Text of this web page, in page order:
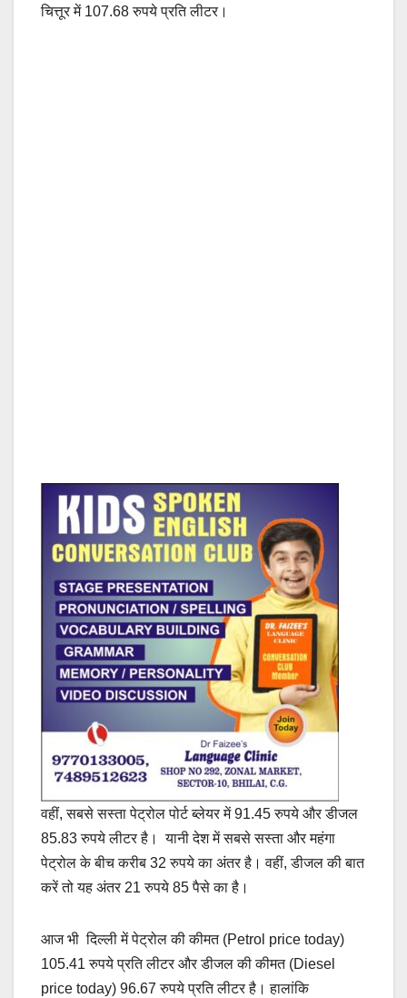
चित्तूर में 107.68 रुपये प्रति लीटर।
वहीं, सबसे सस्ता पेट्रोल पोर्ट ब्लेयर में 91.45 रुपये और डीजल
85.83 रुपये लीटर है। यानी देश में सबसे सस्ता और महंगा
पेट्रोल के बीच करीब 32 रुपये का अंतर है। वहीं, डीजल की बात
करें तो यह अंतर 21 रुपये 85 पैसे का है।
आज भी दिल्ली में पेट्रोल की कीमत (Petrol price today)
105.41 रुपये प्रति लीटर और डीजल की कीमत (Diesel
price today) 96.67 रुपये प्रति लीटर है। हालांकि